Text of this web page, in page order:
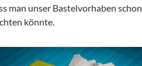
man unser Bastelvorhaben
könnte.